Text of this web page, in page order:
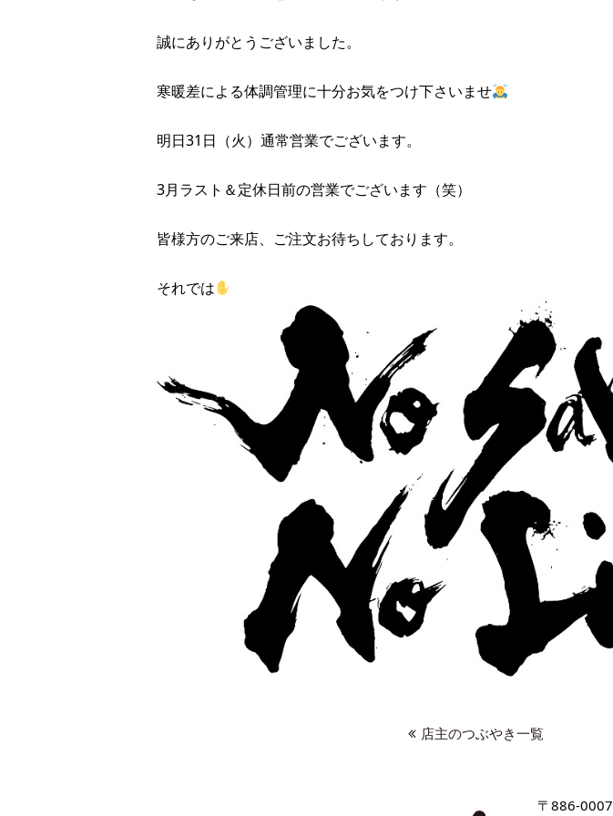
誠にありがとうございました。
寒暖差による体調管理に十分お気をつけ下さいませ
明日31日（火）通常営業でございます。
3月ラスト＆定休日前の営業でございます（笑）
皆様方のご来店、ご注文お待ちしております。
それでは
店主のつぶやき一覧
〒886-0007